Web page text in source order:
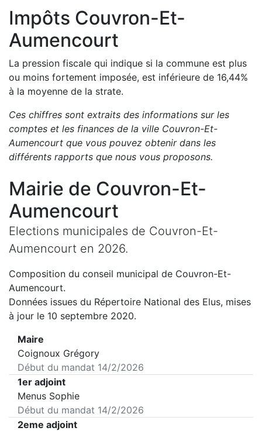
Impôts Couvron-Et-
Aumencourt
La pression fiscale qui indique si la commune est plus
ou moins fortement imposée, est inférieure de 16,44%
à la moyenne de la strate.
Ces chiffres sont extraits des informations sur les
comptes et les finances de la ville Couvron-Et-
Aumencourt que vous pouvez obtenir dans les
différents rapports que nous vous proposons.
Mairie de Couvron-Et-
Aumencourt
Elections municipales de Couvron-Et-
Aumencourt en 2026.
Composition du conseil municipal de Couvron-Et-
Aumencourt.
Données issues du Répertoire National des Elus, mises
à jour le 10 septembre 2020.
Maire
Coignoux Grégory
Début du mandat 14/2/2026
1er adjoint
Menus Sophie
Début du mandat 14/2/2026
2eme adjoint